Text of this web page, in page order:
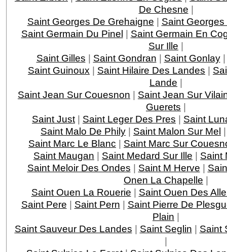
De Chesne |
Saint Georges De Grehaigne | Saint
Saint Germain Du Pinel | Saint Germain En
Sur Ille |
Saint Gilles | Saint Gondran | Saint Gonlay
Saint Guinoux | Saint Hilaire Des Landes |
Lande |
Saint Jean Sur Couesnon | Saint Jean Sur
Guerets |
Saint Just | Saint Leger Des Pres | Saint
Saint Malo De Phily | Saint Malon Sur Mel
Saint Marc Le Blanc | Saint Marc Sur
Saint Maugan | Saint Medard Sur Ille | Saint
Saint Meloir Des Ondes | Saint M Herve |
Onen La Chapelle |
Saint Ouen La Rouerie | Saint Ouen Des
Saint Pere | Saint Pern | Saint Pierre De
Plain |
Saint Sauveur Des Landes | Saint Seglin | Saint
|